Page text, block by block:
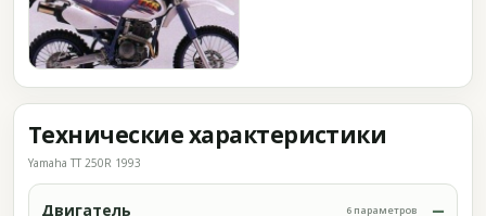
Технические характеристики
Yamaha TT 250R 1993
Двигатель 6 параметров